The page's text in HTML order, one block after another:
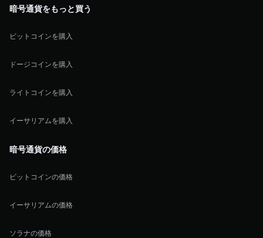
暗号通貨をもっと買う
ビットコインを購入
ドージコインを購入
ライトコインを購入
イーサリアムを購入
暗号通貨の価格
ビットコインの価格
イーサリアムの価格
ソラナの価格